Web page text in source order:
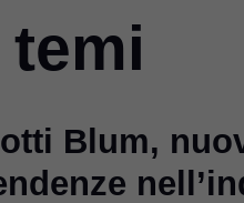
Blum,